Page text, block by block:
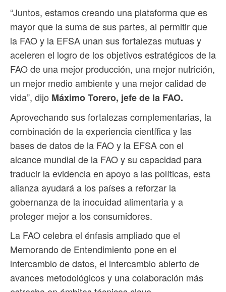
“Juntos, estamos creando una plataforma que es
mayor que la suma de sus partes, al permitir que
la FAO y la EFSA unan sus fortalezas mutuas y
aceleren el logro de los objetivos estratégicos de la
FAO de una mejor producción, una mejor nutrición,
un mejor medio ambiente y una mejor calidad de
vida”, dijo Máximo Torero, jefe de la FAO.
Aprovechando sus fortalezas complementarias, la
combinación de la experiencia científica y las
bases de datos de la FAO y la EFSA con el
alcance mundial de la FAO y su capacidad para
traducir la evidencia en apoyo a las políticas, esta
alianza ayudará a los países a reforzar la
gobernanza de la inocuidad alimentaria y a
proteger mejor a los consumidores.
La FAO celebra el énfasis ampliado que el
Memorando de Entendimiento pone en el
intercambio de datos, el intercambio abierto de
avances metodológicos y una colaboración más